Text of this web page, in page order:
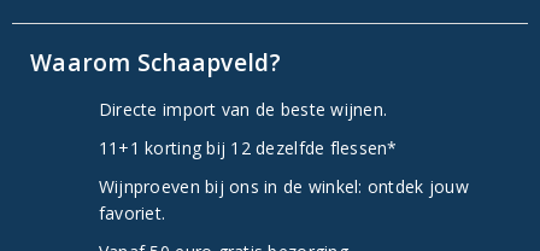
Waarom Schaapveld?
Directe import van de beste wijnen.
11+1 korting bij 12 dezelfde flessen*
Wijnproeven bij ons in de winkel: ontdek jouw
favoriet.